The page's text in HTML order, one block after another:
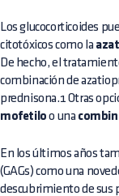
Los glucocorticoides
citotóxicos como la
De hecho, el
combinación de
prednisona.1 Otras
mofetilo o una
En los últimos años
(GAGs) como una
descubrimiento de sus